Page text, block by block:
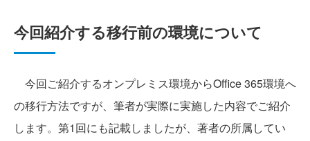
今回紹介する移行前の環境について
今回ご紹介するオンプレミス環境からOffice 365環境へ
の移行方法ですが、筆者が実際に実施した内容でご紹介
します。第1回にも記載しましたが、著者の所属してい